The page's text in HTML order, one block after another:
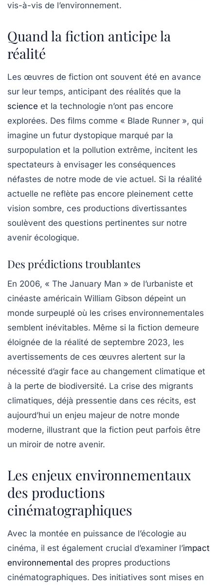
vis-à-vis de l’environnement.
Quand la fiction anticipe la
réalité
Les œuvres de fiction ont souvent été en avance
sur leur temps, anticipant des réalités que la
science et la technologie n’ont pas encore
explorées. Des films comme « Blade Runner », qui
imagine un futur dystopique marqué par la
surpopulation et la pollution extrême, incitent les
spectateurs à envisager les conséquences
néfastes de notre mode de vie actuel. Si la réalité
actuelle ne reflète pas encore pleinement cette
vision sombre, ces productions divertissantes
soulèvent des questions pertinentes sur notre
avenir écologique.
Des prédictions troublantes
En 2006, « The January Man » de l’urbaniste et
cinéaste américain William Gibson dépeint un
monde surpeuplé où les crises environnementales
semblent inévitables. Même si la fiction demeure
éloignée de la réalité de septembre 2023, les
avertissements de ces œuvres alertent sur la
nécessité d’agir face au changement climatique et
à la perte de biodiversité. La crise des migrants
climatiques, déjà pressentie dans ces récits, est
aujourd’hui un enjeu majeur de notre monde
moderne, illustrant que la fiction peut parfois être
un miroir de notre avenir.
Les enjeux environnementaux
des productions
cinématographiques
Avec la montée en puissance de l’écologie au
cinéma, il est également crucial d’examiner l’impact
environnemental des propres productions
cinématographiques. Des initiatives sont mises en